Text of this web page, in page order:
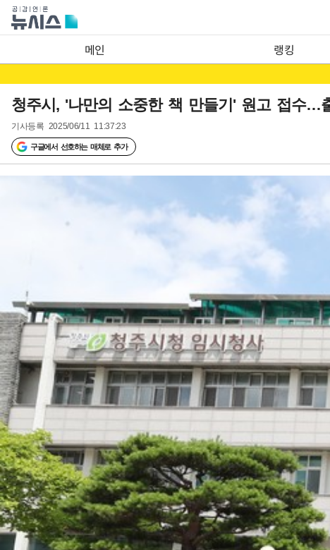
메인 랭킹
청주시, '나만의 소중한 책 만들기' 원고 접수…
기사등록 2025/06/11 11:37:23
구글에서 선호하는 매체로 추가